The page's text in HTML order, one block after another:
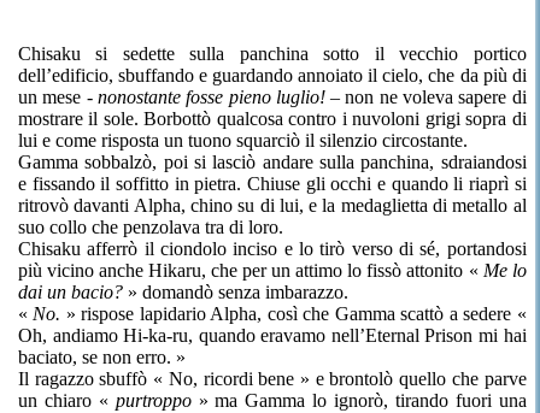
Chisaku si sedette sulla panchina sotto il vecchio portico
dell’edificio, sbuffando e guardando annoiato il cielo, che da più di
un mese -nonostante fosse pieno luglio!– non ne voleva sapere di
mostrare il sole. Borbottò qualcosa contro i nuvoloni grigi sopra di
lui e come risposta un tuono squarciò il silenzio circostante.
Gamma sobbalzò, poi si lasciò andare sulla panchina, sdraiandosi
e fissando il soffitto in pietra. Chiuse gli occhi e quando li riaprì si
ritrovò davanti Alpha, chino su di lui, e la medaglietta di metallo al
suo collo che penzolava tra di loro.
Chisaku afferrò il ciondolo inciso e lo tirò verso di sé, portandosi
più vicino anche Hikaru, che per un attimo lo fissò attonito « Me lo
dai un bacio? » domandò senza imbarazzo.
« No. » rispose lapidario Alpha, così che Gamma scattò a sedere «
Oh, andiamo Hi-ka-ru, quando eravamo nell’Eternal Prison mi hai
baciato, se non erro. »
Il ragazzo sbuffò « No, ricordi bene » e brontolò quello che parve
un chiaro « purtroppo » ma Gamma lo ignorò, tirando fuori una